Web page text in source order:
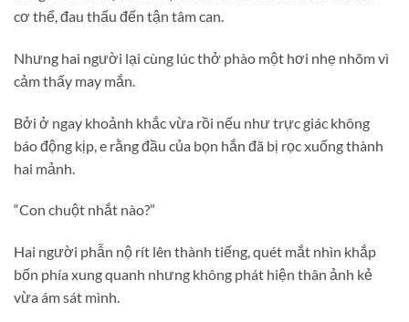
cơ thể, đau thấu đến tận tâm can.
Nhưng hai người lại cùng lúc thở phào một hơi nhẹ nhõm vì
cảm thấy may mắn.
Bởi ở ngay khoảnh khắc vừa rồi nếu như trực giác không
báo động kịp, e rằng đầu của bọn hắn đã bị rọc xuống thành
hai mảnh.
“Con chuột nhắt nào?”
Hai người phẫn nộ rít lên thành tiếng, quét mắt nhìn khắp
bốn phía xung quanh nhưng không phát hiện thân ảnh kẻ
vừa ám sát mình.